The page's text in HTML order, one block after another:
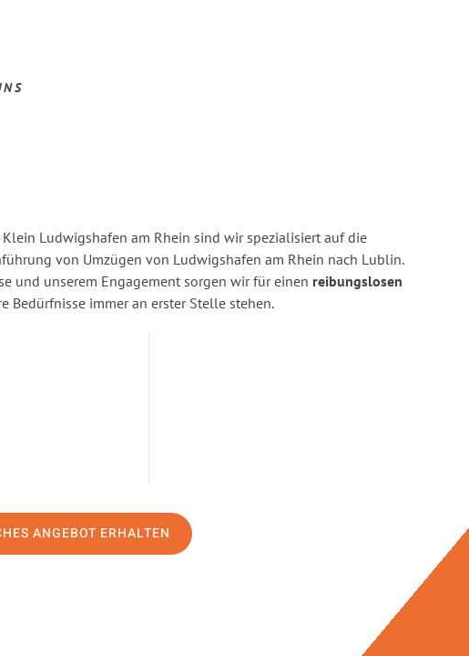
Klein Ludwigshafen am Rhein sind wir spezialisiert auf die
von Umzügen von Ludwigshafen am Rhein nach Lublin.
und unserem Engagement sorgen wir für einen reibungslosen
Bedürfnisse immer an erster Stelle stehen.
ANGEBOT ERHALTEN